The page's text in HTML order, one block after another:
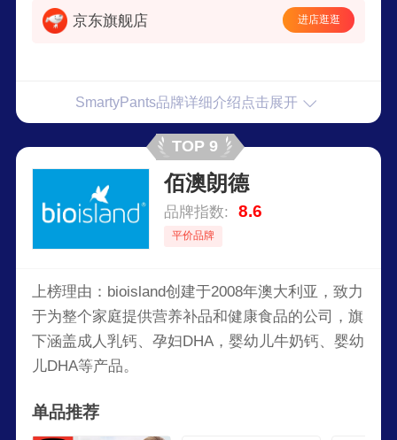
京东旗舰店 进店逛逛
SmartyPants品牌详细介绍点击展开
TOP 9
佰澳朗德
品牌指数: 8.6
平价品牌
上榜理由：bioisland创建于2008年澳大利亚，致力
于为整个家庭提供营养补品和健康食品的公司，旗
下涵盖成人乳钙、孕妇DHA，婴幼儿牛奶钙、婴幼
儿DHA等产品。
单品推荐